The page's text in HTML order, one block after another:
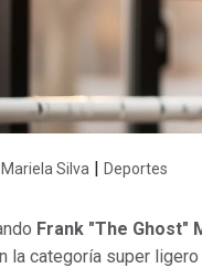
Silva | Deportes
Frank "The Ghost"
la categoría super ligero